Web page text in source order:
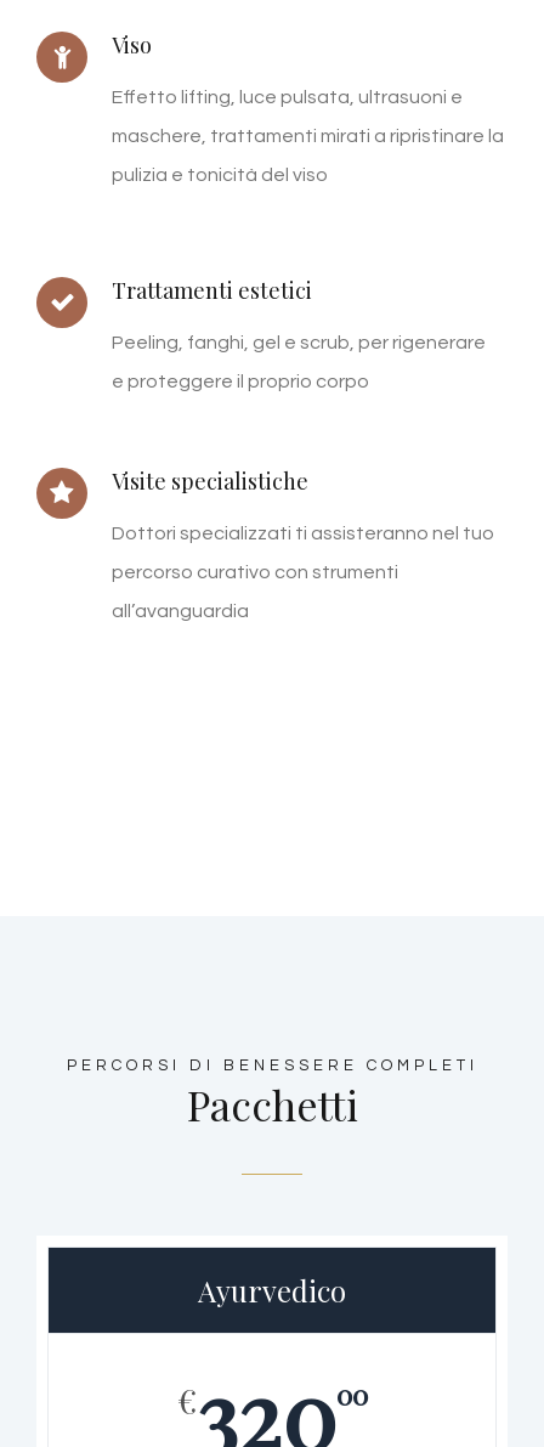
Viso
Effetto lifting, luce pulsata, ultrasuoni e
maschere, trattamenti mirati a ripristinare la
pulizia e tonicità del viso
Trattamenti estetici
Peeling, fanghi, gel e scrub, per rigenerare
e proteggere il proprio corpo
Visite specialistiche
Dottori specializzati ti assisteranno nel tuo
percorso curativo con strumenti
all’avanguardia
PERCORSI DI BENESSERE COMPLETI
Pacchetti
Ayurvedico
€32000